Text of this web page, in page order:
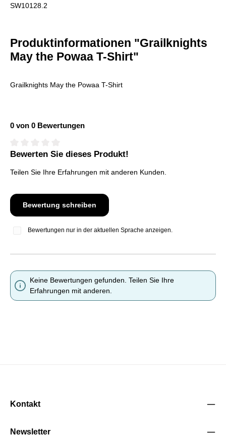
SW10128.2
Produktinformationen "Grailknights
May the Powaa T-Shirt"
Grailknights May the Powaa T-Shirt
0 von 0 Bewertungen
Durchschnittliche Bewertung von 0 von 5 Sternen
Bewerten Sie dieses Produkt!
Teilen Sie Ihre Erfahrungen mit anderen Kunden.
Bewertung schreiben
Bewertungen nur in der aktuellen Sprache anzeigen.
Keine Bewertungen gefunden. Teilen Sie Ihre
Erfahrungen mit anderen.
Kontakt
Newsletter